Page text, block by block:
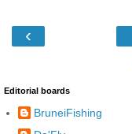
‹
Editorial boards
BruneiFishing